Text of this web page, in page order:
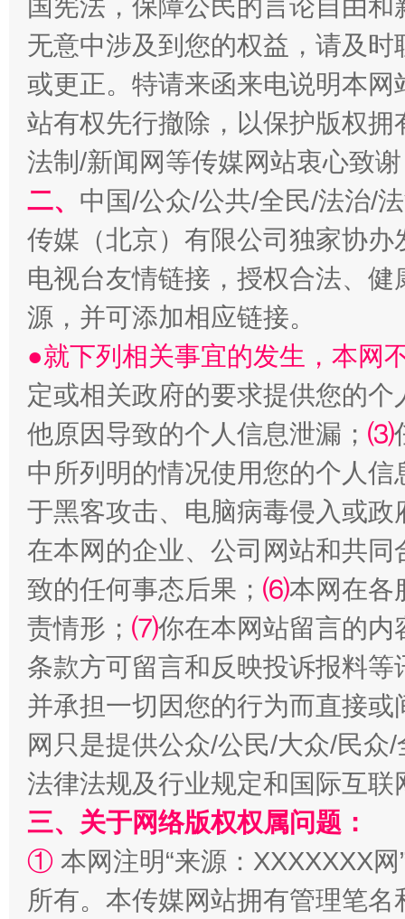
阿坝州三大球赛在茂县开幕
国家大学科技园优化重塑工作
扯下公款旅游的“隐身衣” 如何以
国宪法，保障公民的言论自由
无意中涉及到您的权益，请及
或更正。特请来函来电说明本
站有权先行撤除，以保护版权
法制/新闻网等传媒网站衷心致
二、 中国/公众/公共/全民/法治/
传媒（北京）有限公司独家协
电视台友情链接，授权合法、
源，并可添加相应链接。
●就下列相关事宜的发生，本网
定或相关政府的要求提供您的个
他原因导致的个人信息泄漏； ⑶
中所列明的情况使用您的个人
于黑客攻击、电脑病毒侵入或
在本网的企业、公司网站和共
致的任何事态后果； ⑹本网在各
责情形； ⑺你在本网站留言的内
条款方可留言和反映投诉报料
并承担一切因您的行为而直接
网只是提供公众/公民/大众/民
法律法规及行业规定和国际互
三、关于网络版权权属问题：
① 本网注明“来源：XXXXXXX
所有。本传媒网站拥有管理笔